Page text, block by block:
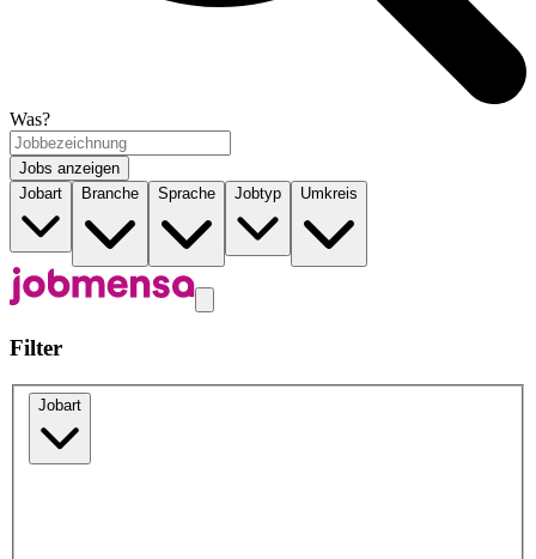
Was?
Jobs anzeigen
Jobart
Branche Sprache Jobtyp Umkreis
Filter
Jobart